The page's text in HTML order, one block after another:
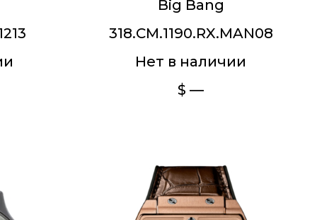
Big Bang
318.CM.1190.RX.MAN08
Нет в наличии
$ —